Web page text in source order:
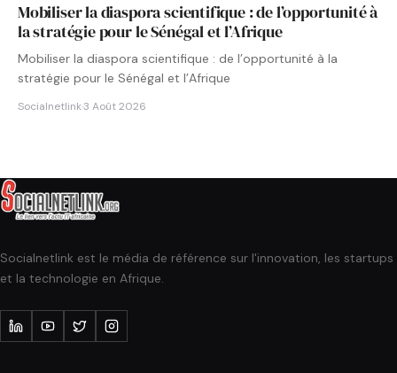
Mobiliser la diaspora scientifique : de l’opportunité à
la stratégie pour le Sénégal et l’Afrique
Mobiliser la diaspora scientifique : de l’opportunité à la
stratégie pour le Sénégal et l’Afrique
Socialnetlink·3 Août 2026
Socialnetlink est le média de référence sur l'innovation, les startups
et la technologie en Afrique.